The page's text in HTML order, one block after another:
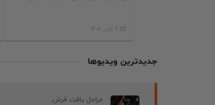
9 آبان 1402
جدیدترین ویدیوها
مراحل بافت فرش